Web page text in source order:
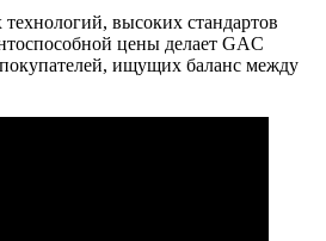
высоких стандартов
цены делает GAC
ищущих баланс между